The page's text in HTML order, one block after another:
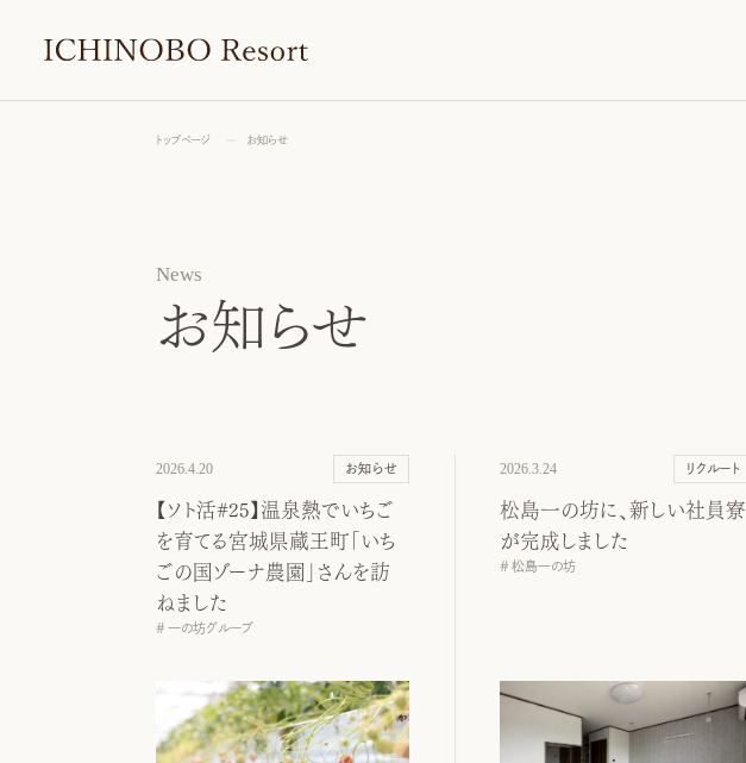
トップページ お知らせ
News
お知らせ
2026.4.20 お知らせ
【ソト活#25】温泉熱でいちご
を育てる宮城県蔵王町「いち
ごの国ゾーナ農園」さんを訪
ねました
一の坊グループ
2026.3.24 リクルート
松島一の坊に、新しい社員寮
が完成しました
松島一の坊